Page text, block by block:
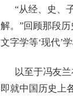
“从经、史、
解。”回顾那段
文字学等‘现代’
以至于冯友
即就中国历史上